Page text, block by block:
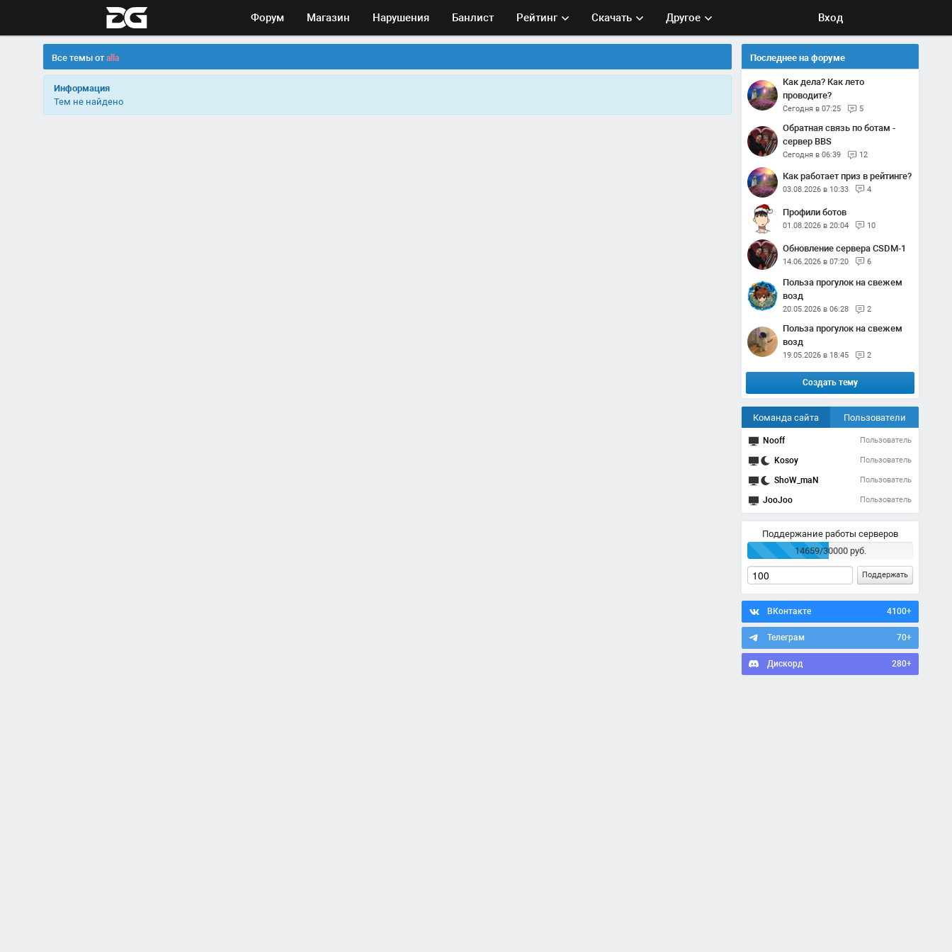
Форум Магазин Нарушения Банлист Рейтинг Скачать Другое Вход
Все темы отalla
Информация
Тем не найдено
Последнее на форуме
Как дела? Как лето
проводите?
Сегодня в 07:25 5
Обратная связь по ботам -
сервер BBS
Сегодня в 06:39 12
Как работает приз в рейтинге?
03.08.2026 в 10:33 4
Профили ботов
01.08.2026 в 20:04 10
Обновление сервера CSDM-1
14.06.2026 в 07:20 6
Польза прогулок на свежем
возд
20.05.2026 в 06:28 2
Польза прогулок на свежем
возд
19.05.2026 в 18:45 2
Создать тему
Команда сайта Пользователи
Nooff Пользователь
Kosoy Пользователь
ShoW_maN Пользователь
JooJoo Пользователь
Поддержание работы серверов
14659/30000 руб.
Поддержать
ВКонтакте 4100+
Телеграм 70+
Дискорд 280+